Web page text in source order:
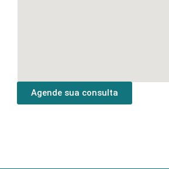
Agende sua consulta